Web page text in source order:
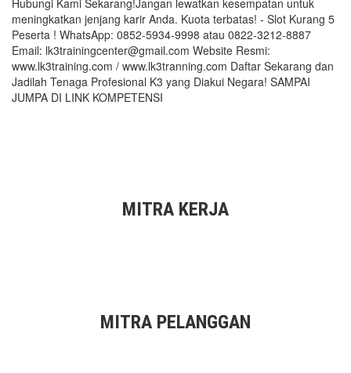
Hubungi Kami Sekarang!Jangan lewatkan kesempatan untuk
meningkatkan jenjang karir Anda. Kuota terbatas! - Slot Kurang 5
Peserta ! WhatsApp: 0852-5934-9998 atau 0822-3212-8887
Email: lk3trainingcenter@gmail.com Website Resmi:
www.lk3training.com / www.lk3tranning.com Daftar Sekarang dan
Jadilah Tenaga Profesional K3 yang Diakui Negara! SAMPAI
JUMPA DI LINK KOMPETENSI
MITRA KERJA
MITRA PELANGGAN